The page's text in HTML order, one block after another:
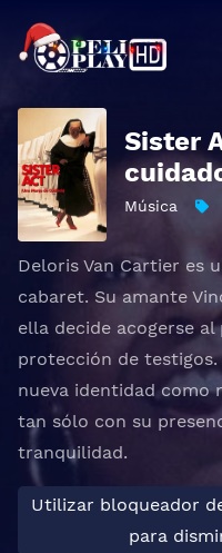
Sister
Música
Deloris Van Cartier es
cabaret. Su amante
ella decide acogerse
protección de testigos.
nueva identidad como
tan sólo con su
tranquilidad.
Utilizar bloqueador
para